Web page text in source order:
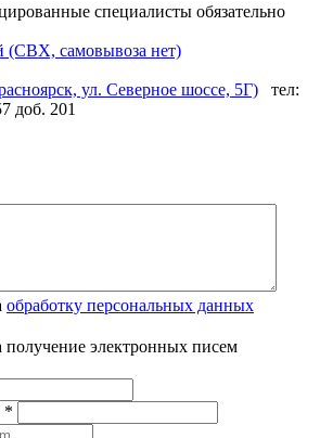
специалисты обязательно
(СВХ, самовывоза нет)
ул. Северное шоссе, 5Г)
тел:
доб. 201
обработку персональных данных
получение электронных писем
*